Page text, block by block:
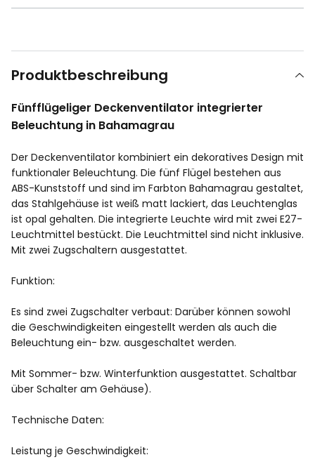
Produktbeschreibung
Fünfflügeliger Deckenventilator integrierter
Beleuchtung in Bahamagrau
Der Deckenventilator kombiniert ein dekoratives Design mit
funktionaler Beleuchtung. Die fünf Flügel bestehen aus
ABS-Kunststoff und sind im Farbton Bahamagrau gestaltet,
das Stahlgehäuse ist weiß matt lackiert, das Leuchtenglas
ist opal gehalten. Die integrierte Leuchte wird mit zwei E27-
Leuchtmittel bestückt. Die Leuchtmittel sind nicht inklusive.
Mit zwei Zugschaltern ausgestattet.
Funktion:
Es sind zwei Zugschalter verbaut: Darüber können sowohl
die Geschwindigkeiten eingestellt werden als auch die
Beleuchtung ein- bzw. ausgeschaltet werden.
Mit Sommer- bzw. Winterfunktion ausgestattet. Schaltbar
über Schalter am Gehäuse).
Technische Daten:
Leistung je Geschwindigkeit: